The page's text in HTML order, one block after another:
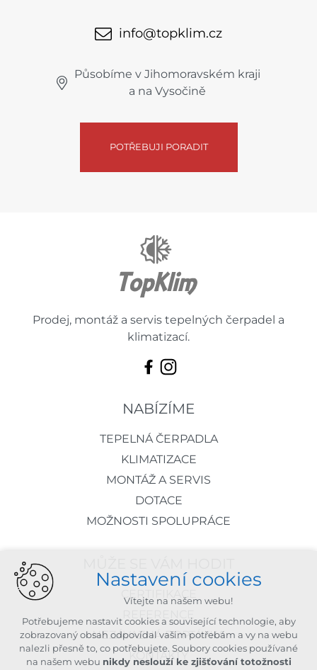
info@topklim.cz
Působíme v Jihomoravském kraji
a na Vysočině
POTŘEBUJI PORADIT
Prodej, montáž a servis tepelných čerpadel a
klimatizací.
NABÍZÍME
TEPELNÁ ČERPADLA
KLIMATIZACE
MONTÁŽ A SERVIS
DOTACE
MOŽNOSTI SPOLUPRÁCE
CERTIFIKACE
REFERENCE
NEZÁVAZNÁ POPTÁVKA
KONTAKTY
Nastavení cookies
Vítejte na našem webu!
Potřebujeme nastavit cookies a související technologie, aby
zobrazovaný obsah odpovídal vašim potřebám a vy na webu
nalezli přesně to, co potřebujete. Soubory cookies používané
na našem webu nikdy neslouží ke zjišťování totožnosti